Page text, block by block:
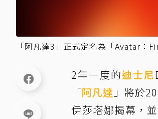
「阿凡達3」正式定名為「Avatar：
2年一度的迪士尼
「阿凡達 」將於
伊莎塔娜揭幕，